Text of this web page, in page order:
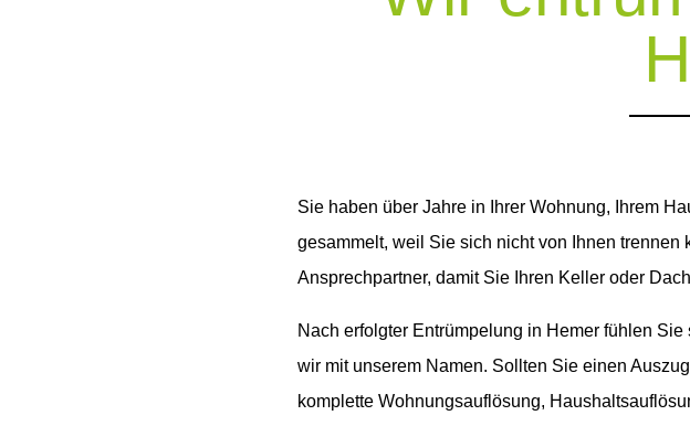
Sie haben über Jahre in Ihrer Wohnung, Ihrem
gesammelt, weil Sie sich nicht von Ihnen
Ansprechpartner, damit Sie Ihren Keller oder
Nach erfolgter Entrümpelung in Hemer fühlen
wir mit unserem Namen. Sollten Sie einen
komplette Wohnungsauflösung,